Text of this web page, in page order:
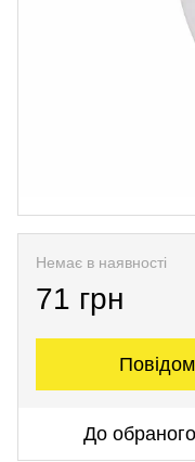
Немає в наявності
71 грн
До обраного